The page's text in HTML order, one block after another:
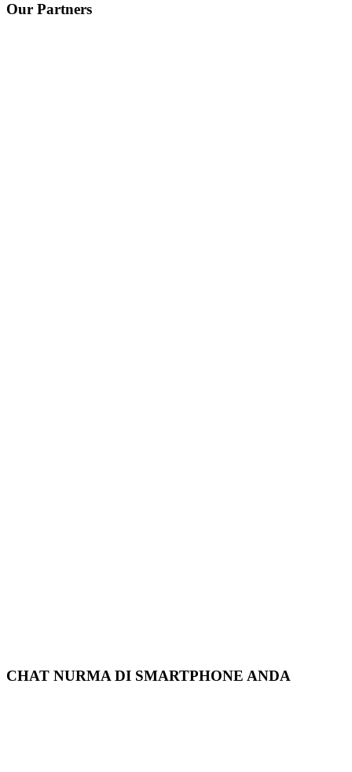
Our Partners
CHAT NURMA DI SMARTPHONE ANDA